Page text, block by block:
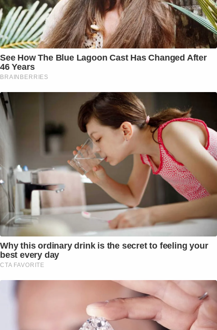
See How The Blue Lagoon Cast Has Changed After
46 Years
BRAINBERRIES
Why this ordinary drink is the secret to feeling your
best every day
CTA FAVORITE